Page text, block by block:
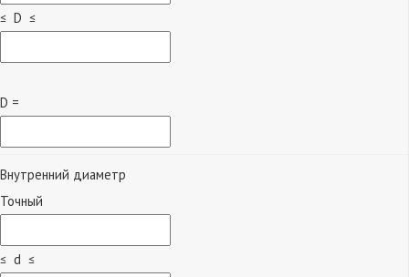
≤ D ≤
D =
Внутренний диаметр
Точный
≤ d ≤